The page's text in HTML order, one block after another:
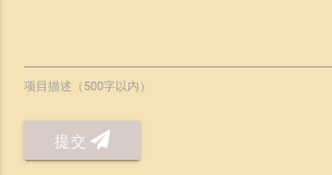
项目描述（500字以内）
提交